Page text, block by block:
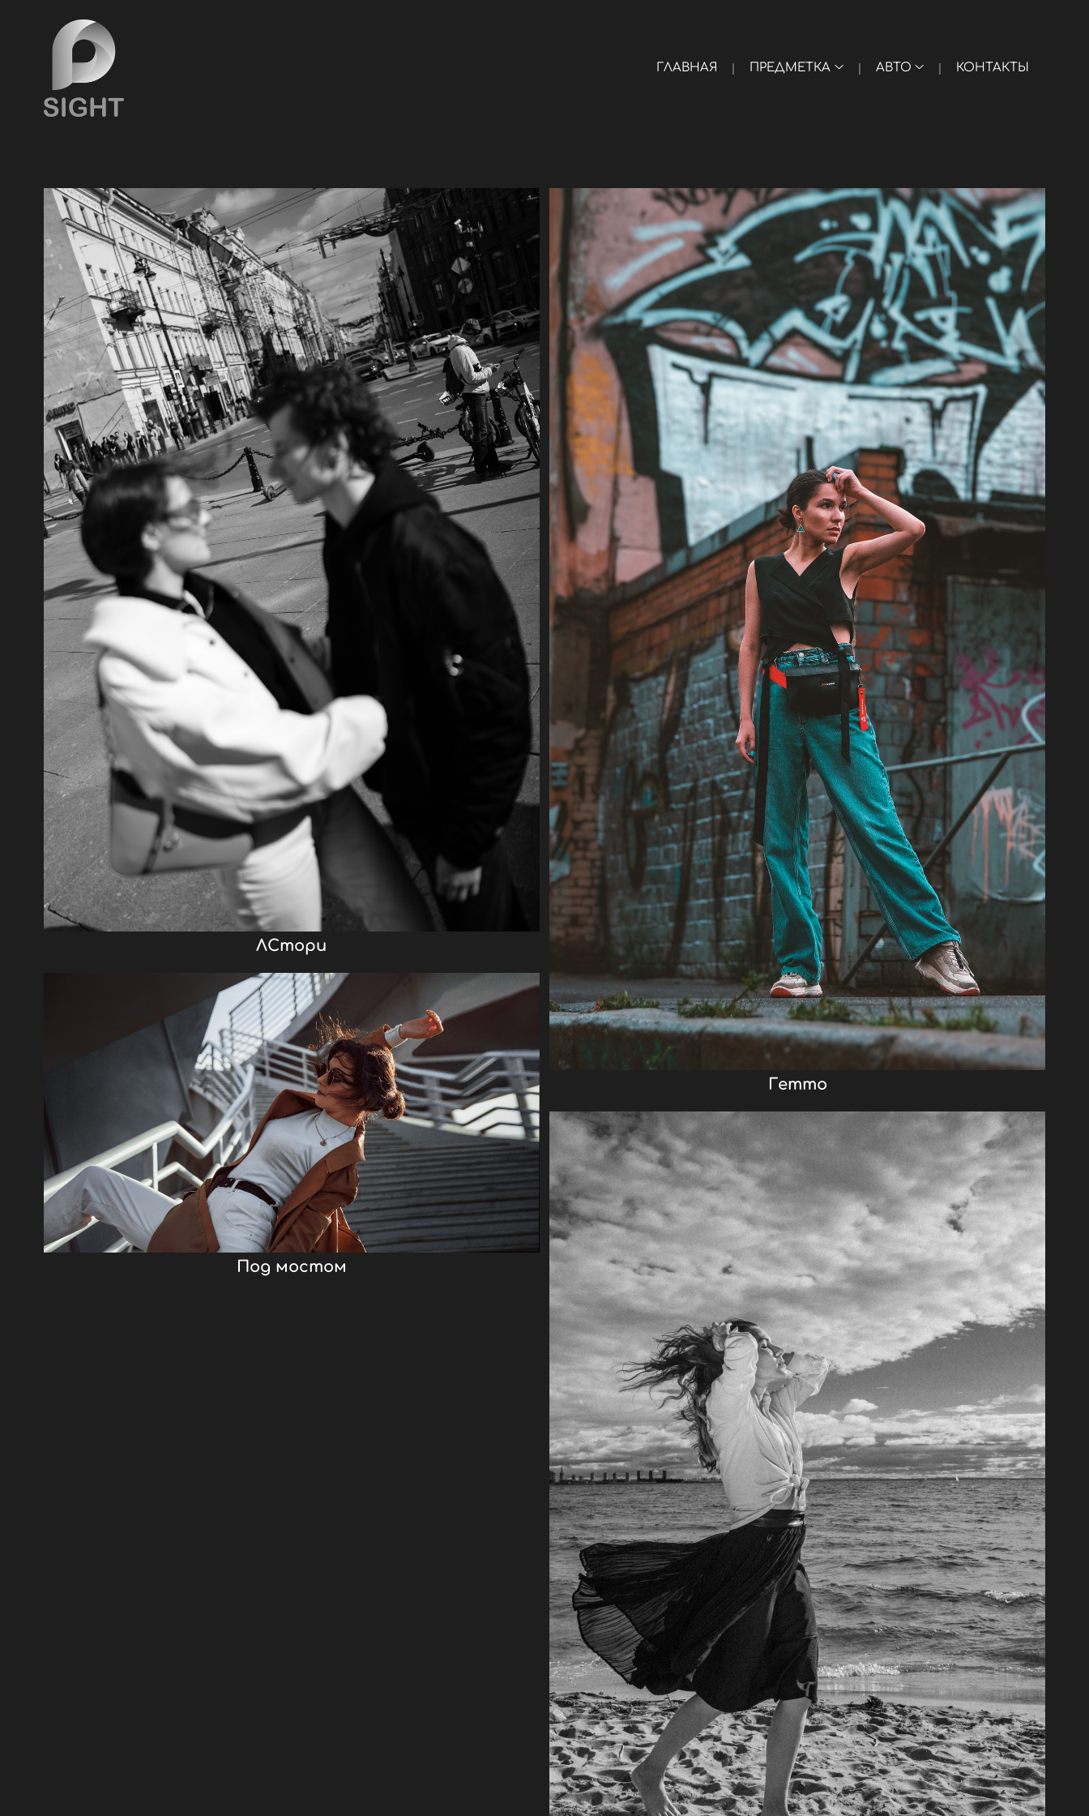
ГЛАВНАЯ ПРЕДМЕТКА АВТО КОНТАКТЫ
ЛСтори
Гетто
Под мостом